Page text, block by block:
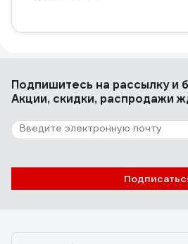
Подпишитесь на рассылкуи
Акции, скидки, распродажи